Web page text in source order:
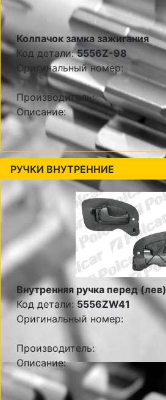
Колпачок замка зажигания
Код детали:5556Z-98
Оригинальный номер:
Производитель:
Описание:
РУЧКИ ВНУТРЕННИЕ
Внутренняя ручка перед (лев)
Код детали: 5556ZW41
Оригинальный номер:
Производитель:
Описание: